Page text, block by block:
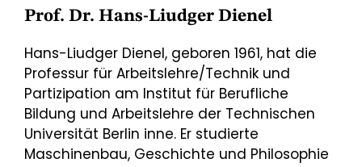
Prof. Dr. Hans-Liudger Dienel
Hans-Liudger Dienel, geboren 1961, hat die
Professur für Arbeitslehre/Technik und
Partizipation am Institut für Berufliche
Bildung und Arbeitslehre der Technischen
Universität Berlin inne. Er studierte
Maschinenbau, Geschichte und Philosophie